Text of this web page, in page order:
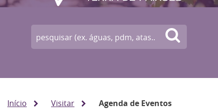
Início Visitar Agenda de Eventos